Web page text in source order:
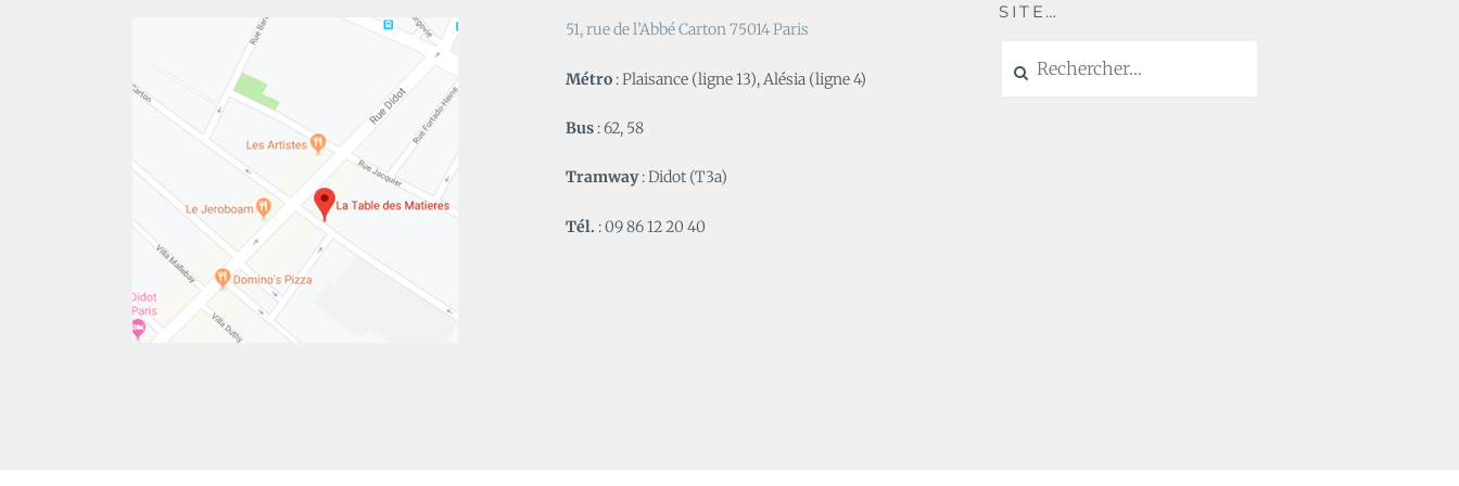
51, rue de l’Abbé Carton 75014 Paris
Métro : Plaisance (ligne 13), Alésia (ligne 4)
Bus : 62, 58
Tramway: Didot (T3a)
Tél. : 09 86 12 20 40
SITE…